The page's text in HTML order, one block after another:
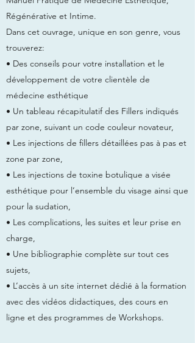
Régénérative et Intime.
Dans cet ouvrage, unique en son genre, vous
trouverez:
• Des conseils pour votre installation et le
développement de votre clientèle de
médecine esthétique
• Un tableau récapitulatif des Fillers indiqués
par zone, suivant un code couleur novateur,
• Les injections de fillers détaillées pas à pas et
zone par zone,
• Les injections de toxine botulique a visée
esthétique pour l’ensemble du visage ainsi que
pour la sudation,
• Les complications, les suites et leur prise en
charge,
• Une bibliographie complète sur tout ces
sujets,
• L’accès à un site internet dédié à la formation
avec des vidéos didactiques, des cours en
ligne et des programmes de Workshops.